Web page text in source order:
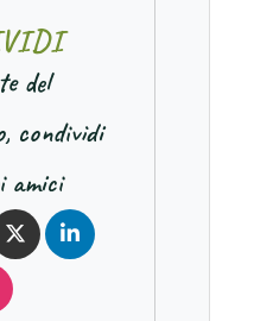
VIDI
del
condividi
amici